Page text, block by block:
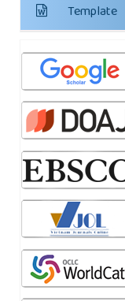
Template